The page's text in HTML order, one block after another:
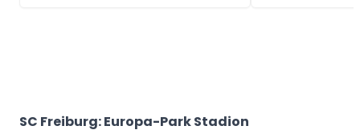
SC Freiburg: Europa-Park Stadion